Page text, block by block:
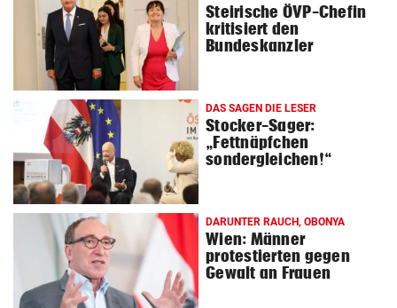
Steirische ÖVP-Chefin
kritisiert den
Bundeskanzler
DAS SAGEN DIE LESER
Stocker-Sager:
„Fettnäpfchen
sondergleichen!“
DARUNTER RAUCH, OBONYA
Wien: Männer
protestierten gegen
Gewalt an Frauen